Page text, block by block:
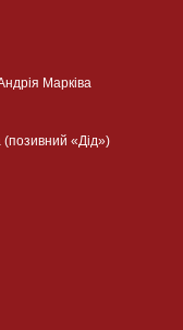
Марківа
(позивний «Дід»)